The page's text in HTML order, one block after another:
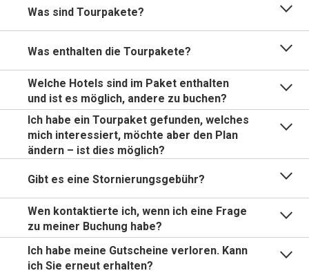
Was sind Tourpakete?
Was enthalten die Tourpakete?
Welche Hotels sind im Paket enthalten
und ist es möglich, andere zu buchen?
Ich habe ein Tourpaket gefunden, welches
mich interessiert, möchte aber den Plan
ändern – ist dies möglich?
Gibt es eine Stornierungsgebühr?
Wen kontaktierte ich, wenn ich eine Frage
zu meiner Buchung habe?
Ich habe meine Gutscheine verloren. Kann
ich Sie erneut erhalten?